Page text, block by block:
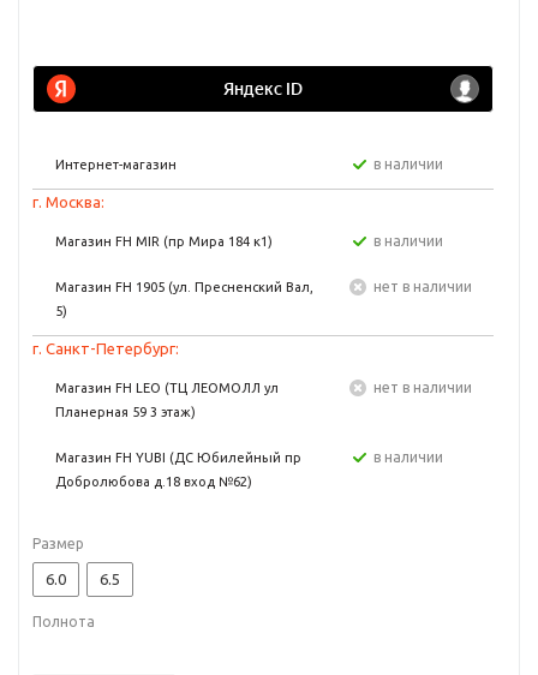
Интернет-магазин в наличии
г. Москва:
Магазин FH MIR (пр Мира 184 к1) в наличии
Магазин FH 1905 (ул. Пресненский Вал,
5)
Нет в наличии
г. Санкт-Петербург:
Магазин FH LEO (ТЦ ЛЕОМОЛЛ ул
Планерная 59 3 этаж)
Нет в наличии
Магазин FH YUBI (ДС Юбилейный пр
Добролюбова д.18 вход №62)
в наличии
Размер
6.0 6.5
Полнота